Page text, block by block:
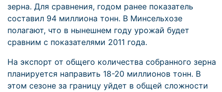
зерна. Для сравнения, годом ранее показатель
составил 94 миллиона тонн. В Минсельхозе
полагают, что в нынешнем году урожай будет
сравним с показателями 2011 года.
На экспорт от общего количества собранного зерна
планируется направить 18-20 миллионов тонн. В
этом сезоне за границу уйдет в общей сложности